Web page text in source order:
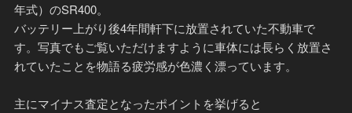
年式）のSR400。
バッテリー上がり後4年間軒下に放置されていた不動車で
す。写真でもご覧いただけますように車体には長らく放置さ
れていたことを物語る疲労感が色濃く漂っています。
主にマイナス査定となったポイントを挙げると